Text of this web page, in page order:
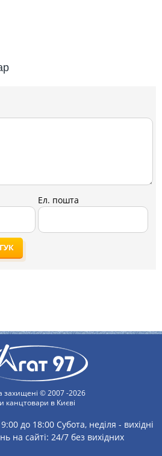
Ел. пошта
захищені © 2007 -2026
канцтовари в Києві
до 18:00 Субота, неділя - вихідні
на сайті: 24/7 без вихідних